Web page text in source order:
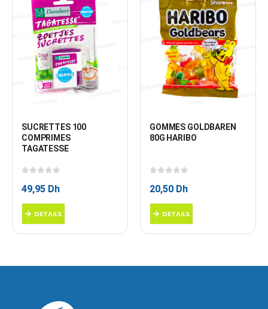
SUCRETTES 100
COMPRIMES
TAGATESSE
49,95 Dh
DETAILS
GOMMES GOLDBAREN
80G HARIBO
20,50 Dh
DETAILS